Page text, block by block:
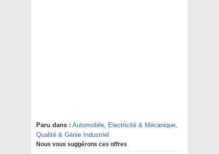
Paru dans : Automobile, Electricité & Mécanique,
Qualité & Génie Industriel
Nous vous suggérons ces offres